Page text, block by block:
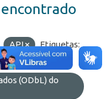
API
Etiquetas:
Licenças:
(ODbL) do